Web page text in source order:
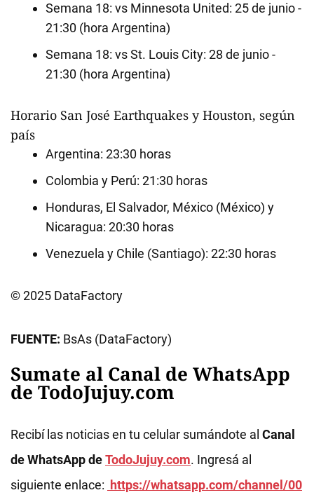
Semana 18: vs Minnesota United: 25 de junio -
21:30 (hora Argentina)
Semana 18: vs St. Louis City: 28 de junio -
21:30 (hora Argentina)
Horario San José Earthquakes y Houston, según
país
Argentina: 23:30 horas
Colombia y Perú: 21:30 horas
Honduras, El Salvador, México (México) y
Nicaragua: 20:30 horas
Venezuela y Chile (Santiago): 22:30 horas
© 2025 DataFactory
FUENTE: BsAs (DataFactory)
Sumate al Canal de WhatsApp
de TodoJujuy.com
Recibí las noticias en tu celular sumándote al Canal
de WhatsApp deTodoJujuy.com. Ingresá al
siguiente enlace: https://whatsapp.com/channel/00